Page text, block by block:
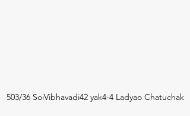
503/36 SoiVibhavadi42 yak4-4 Ladyao Chatuchak